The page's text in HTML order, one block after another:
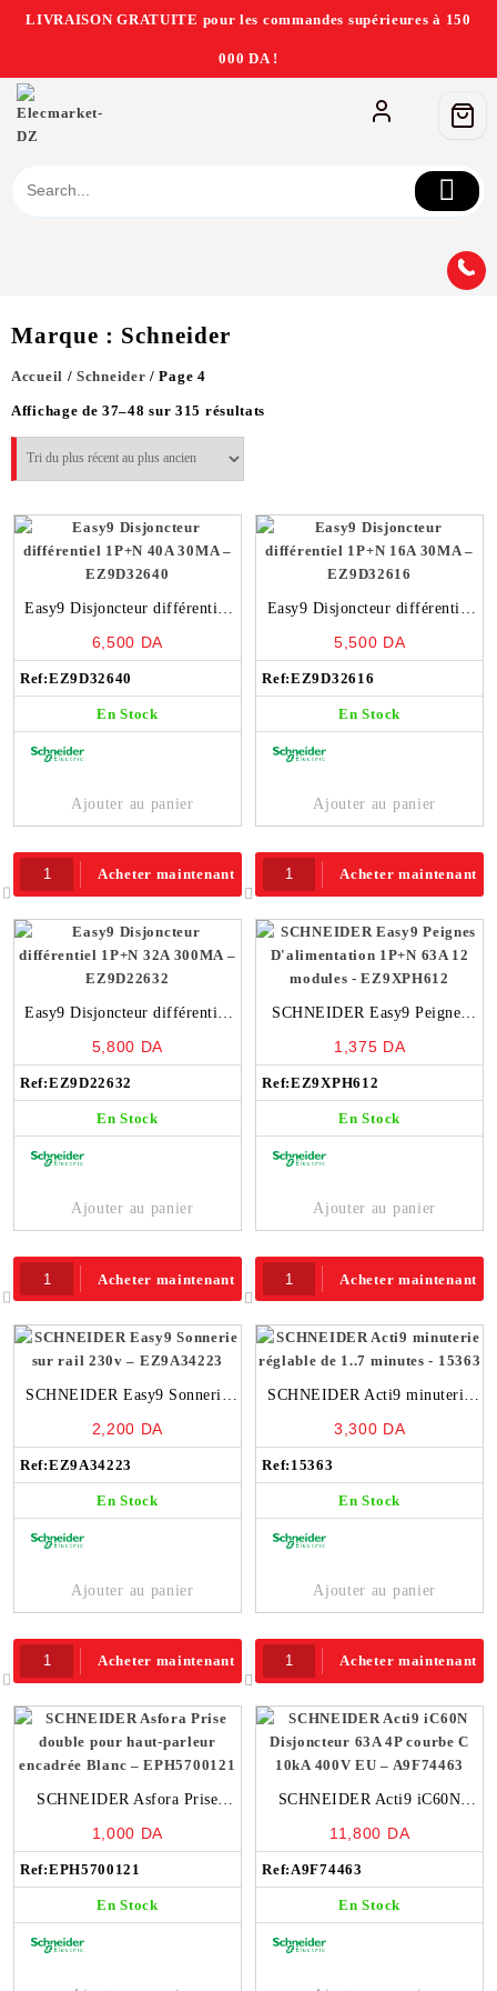
LIVRAISON GRATUITE pour les commandes supérieures à 150
000 DA !
Marque : Schneider
Accueil /Schneider / Page 4
Affichage de 37–48 sur 315 résultats
Easy9 Disjoncteur différentiel
6,500 DA
Ref:EZ9D32640
En Stock
Ajouter au panier
Acheter maintenant
Easy9 Disjoncteur différentiel
5,500 DA
Ref:EZ9D32616
En Stock
Ajouter au panier
Acheter maintenant
Easy9 Disjoncteur différentiel
EZ9D22632
5,800 DA
Ref:EZ9D22632
En Stock
Ajouter au panier
Acheter maintenant
SCHNEIDER Easy9 Peignes
modules – EZ9XPH612
1,375 DA
Ref:EZ9XPH612
En Stock
Ajouter au panier
Acheter maintenant
SCHNEIDER Easy9 Sonnerie
2,200 DA
Ref:EZ9A34223
En Stock
Ajouter au panier
Acheter maintenant
SCHNEIDER Acti9 minuterie
3,300 DA
Ref: 15363
En Stock
Ajouter au panier
Acheter maintenant
SCHNEIDER Asfora Prise
encadrée Blanc – EPH5700121
1,000 DA
Ref:EPH5700121
En Stock
SCHNEIDER Acti9 iC60N
10kA 400V EU – A9F74463
11,800 DA
Ref:A9F74463
En Stock